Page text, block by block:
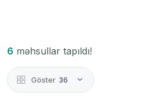
6 məhsullar tapıldı!
Göster 36